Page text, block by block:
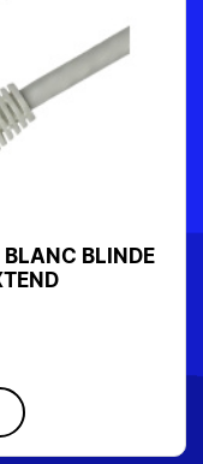
BLINDE